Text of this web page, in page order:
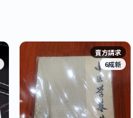
賣方請求
6成新